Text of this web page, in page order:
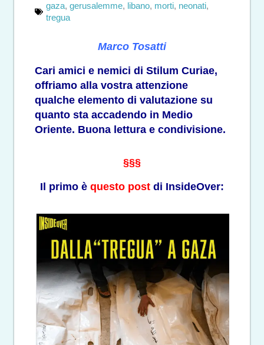
gaza, gerusalemme, libano, morti, neonati,
tregua
Marco Tosatti
Cari amici e nemici di Stilum Curiae,
offriamo alla vostra attenzione
qualche elemento di valutazione su
quanto sta accadendo in Medio
Oriente. Buona lettura e condivisione.
§§§
Il primo è questo post di InsideOver: